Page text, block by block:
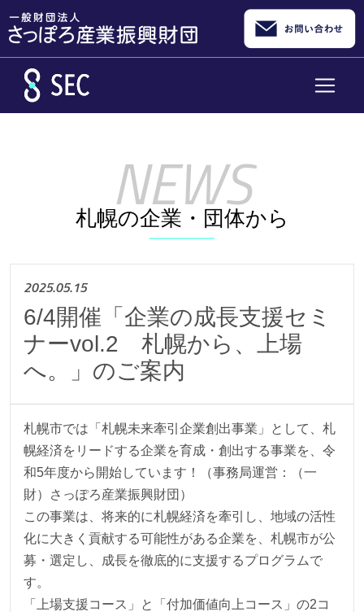
札幌の企業・団体から
2025.05.15
6/4開催「企業の成長支援セミ
ナーvol.2 札幌から、上場
へ。」のご案内
札幌市では「札幌未来牽引企業創出事業」として、札
幌経済をリードする企業を育成・創出する事業を、令
和5年度から開始しています！（事務局運営：（一
財）さっぽろ産業振興財団）
この事業は、将来的に札幌経済を牽引し、地域の活性
化に大きく貢献する可能性がある企業を、札幌市が公
募・選定し、成長を徹底的に支援するプログラムで
す。
「上場支援コース」と「付加価値向上コース」の2コ